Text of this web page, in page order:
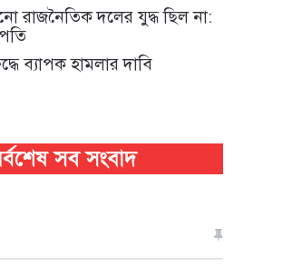
রাজনৈতিক দলের যুদ্ধ ছিল না:
ব্যাপক হামলার দাবি